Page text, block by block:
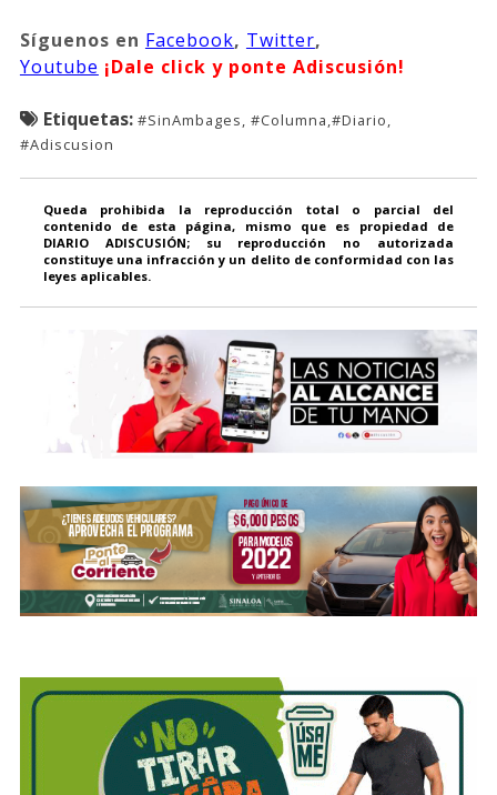
Síguenos en Facebook, Twitter,
Youtube ¡Dale click y ponte Adiscusión!
Etiquetas: #SinAmbages, #Columna,#Diario,
#Adiscusion
Queda prohibida la reproducción total o parcial del
contenido de esta página, mismo que es propiedad de
DIARIO ADISCUSIÓN; su reproducción no autorizada
constituye una infracción y un delito de conformidad con las
leyes aplicables.